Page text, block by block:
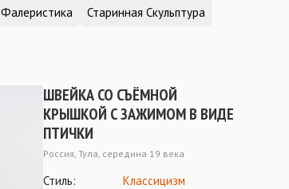
Фалеристика
Старинная Скульптура
ШВЕЙКА СО СЪЁМНОЙ
КРЫШКОЙ С ЗАЖИМОМ В ВИДЕ
ПТИЧКИ
Россия, Тула, середина 19 века
Стиль:
Классицизм